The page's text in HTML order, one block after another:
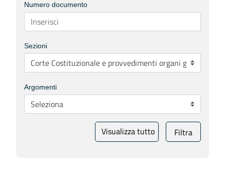
Numero documento
Sezioni
Argomenti
Visualizza tutto Filtra